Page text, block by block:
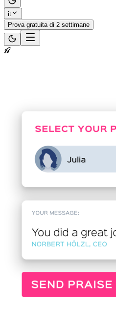
it
Prova gratuita di 2 settimane